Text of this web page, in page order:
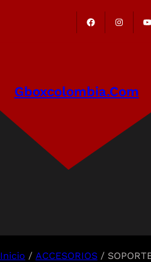
Gboxcolombia.com
Inicio / ACCESORIOS /